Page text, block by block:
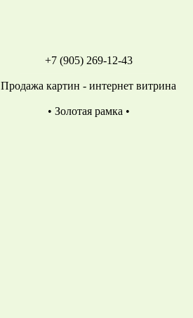
+7 (905) 269-12-43
Продажа картин - интернет витрина
• Золотая рамка •